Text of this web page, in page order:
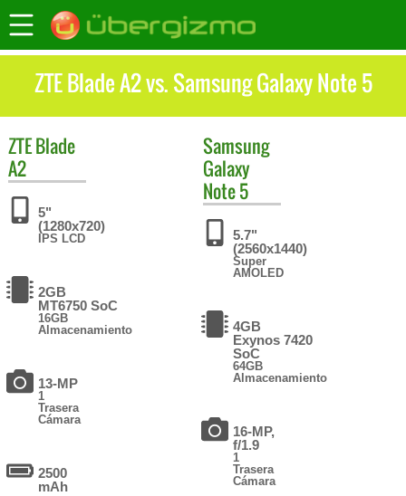
ZTE Blade A2 vs. Samsung Galaxy Note 5
ZTEBlade
A2
5"
(1280x720)
IPS LCD
2GB
MT6750 SoC
16GB
Almacenamiento
13-MP
1
Trasera
Cámara
2500
mAh
Samsung
Galaxy
Note 5
5.7"
(2560x1440)
Super
AMOLED
4GB
Exynos 7420
SoC
64GB
Almacenamiento
16-MP,
f/1.9
1
Trasera
Cámara